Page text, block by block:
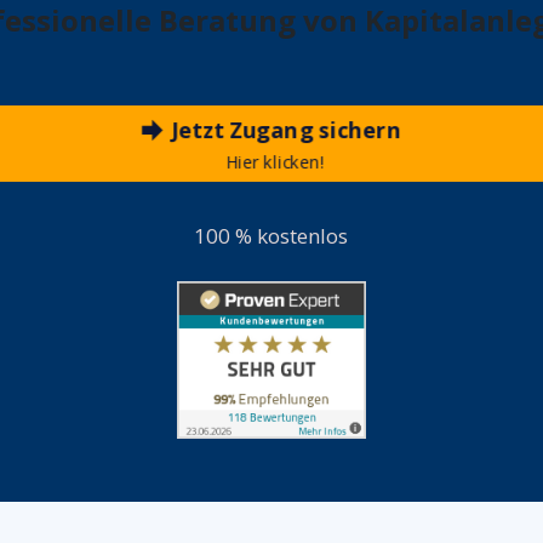
Beratung von
Jetzt Zugang sichern
Hier klicken!
100 % kostenlos